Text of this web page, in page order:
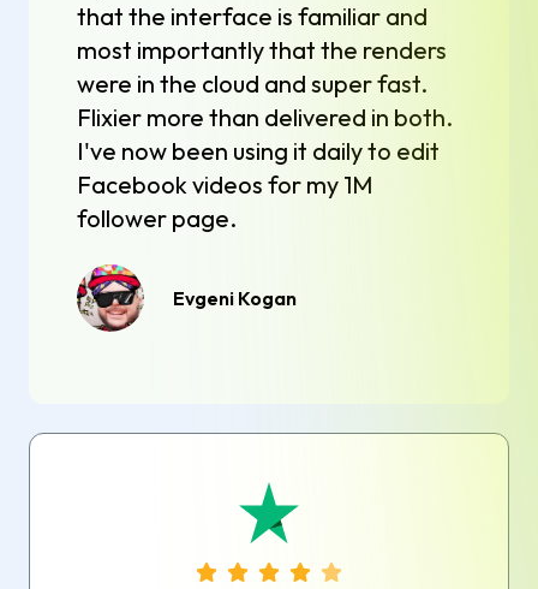
that the interface is familiar and
most importantly that the renders
were in the cloud and super fast.
Flixier more than delivered in both.
I've now been using it daily to edit
Facebook videos for my 1M
follower page.
Evgeni Kogan